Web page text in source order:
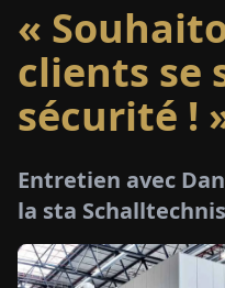
«
clients se
sécurité !
Entretien avec
la sta